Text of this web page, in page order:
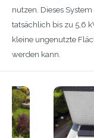
nutzen. Dieses System
tatsächlich bis zu 5,6
kleine ungenutzte
werden kann.